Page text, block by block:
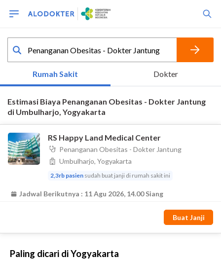
Paling dicari di Yogyakarta